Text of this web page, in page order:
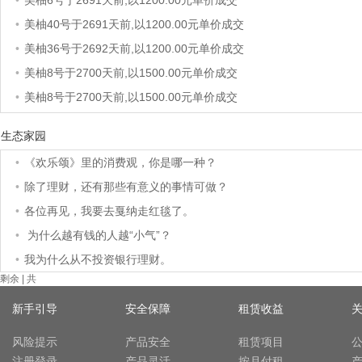
• 美柚40号于2691天前,以1200.00元单价成交
• 美柚36号于2692天前,以1200.00元单价成交
• 美柚8号于2700天前,以1500.00元单价成交
• 美柚8号于2700天前,以1500.00元单价成交
•
美柚5号于2703天前,以1499.00元单价成交
美柚18号于2703天前,以2000.00元单价成交
美柚5号于2704天前,以1499.00元单价成交
美柚3号于2704天前,以1500.00元单价成交
美柚38号于2705天前,以1500.00元单价成交
美柚20号于2719天前,以1495.00元单价成交
• 美柚10号于2721天前,以2000.00元单价成交
• 美柚8号于2724天前,以1490.00元单价成交
生态家园
•
《欢乐颂》里的消费观，你是哪一种？
• 除了理财，还有那些有意义的事情可做？
• 各位再见，我要去戛纳走红毯了。
•
为什么越有钱的人越“小气”？
• 我为什么从不投资银行理财。
剩余 | 共
新手引导
风险提示
安全保障
产品安全
租赁收益
租赁项目